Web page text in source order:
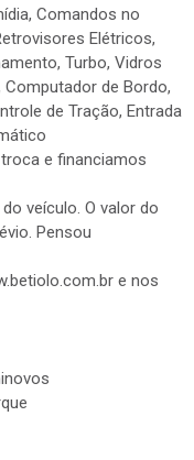
Comandos no
Elétricos,
Turbo, Vidros
de Bordo,
de Tração, Entrada
e financiamos
veículo. O valor do
Pensou
e nos